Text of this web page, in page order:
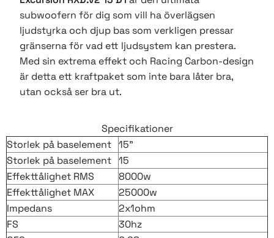
subwoofern för dig som vill ha överlägsen
ljudstyrka och djup bas som verkligen pressar
gränserna för vad ett ljudsystem kan prestera.
Med sin extrema effekt och Racing Carbon-design
är detta ett kraftpaket som inte bara låter bra,
utan också ser bra ut.
Specifikationer
Storlek på baselement 15"
Storlek på baselement 15
Effekttålighet RMS
8000w
Effekttålighet MAX
25000w
Impedans
2x1ohm
FS
30hz